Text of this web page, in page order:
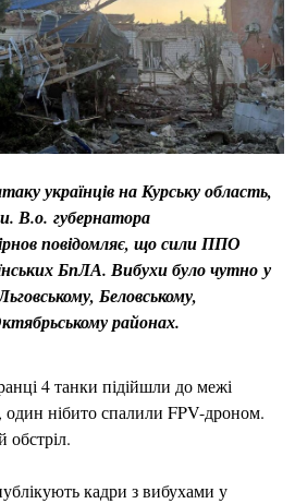
українців на Курську область,
В.о. губернатора
повідомляє, що сили ППО
БпЛА. Вибухи було чутно у
Беловському,
районах.
4 танки підійшли до межі
нібито спалили FPV-дроном.
обстріл.
кадри з вибухами у